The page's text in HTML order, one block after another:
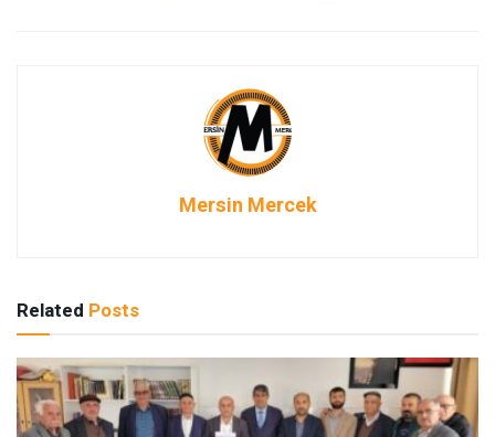
Mersin Mercek
Related Posts